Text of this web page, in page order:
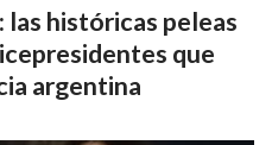
las históricas peleas
que
argentina